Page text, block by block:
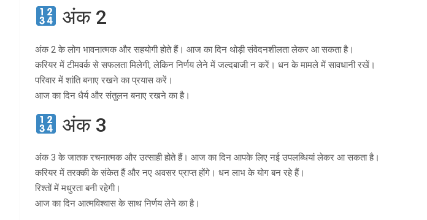
अंक 2
अंक 2 के लोग भावनात्मक और सहयोगी होते हैं। आज का दिन थोड़ी संवेदनशीलता लेकर आ सकता है।
करियर में टीमवर्क से सफलता मिलेगी, लेकिन निर्णय लेने में जल्दबाजी न करें। धन के मामले में सावधानी रखें।
परिवार में शांति बनाए रखने का प्रयास करें।
आज का दिन धैर्य और संतुलन बनाए रखने का है।
अंक 3
अंक 3 के जातक रचनात्मक और उत्साही होते हैं। आज का दिन आपके लिए नई उपलब्धियां लेकर आ सकता है।
करियर में तरक्की के संकेत हैं और नए अवसर प्राप्त होंगे। धन लाभ के योग बन रहे हैं।
रिश्तों में मधुरता बनी रहेगी।
आज का दिन आत्मविश्वास के साथ निर्णय लेने का है।